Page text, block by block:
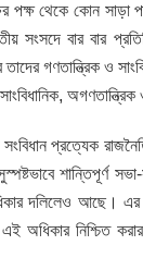
থেকে কোন সাড়া
সংসদে বার বার
গণতান্ত্রিক ও
সংবিধান প্রত্যেক
শান্তিপূর্ণ
দলিলেও আছে। এর
এই অধিকার নিশ্চিত